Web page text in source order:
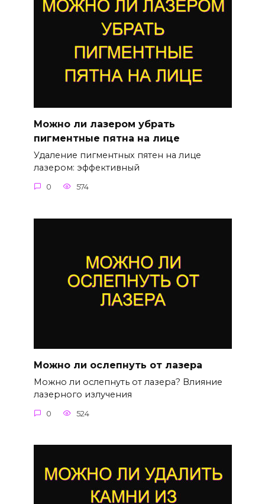
Можно ли лазером убрать
пигментные пятна на лице
Удаление пигментных пятен на лице
лазером: эффективный
0 574
Можно ли ослепнуть от лазера
Можно ли ослепнуть от лазера? Влияние
лазерного излучения
0 524